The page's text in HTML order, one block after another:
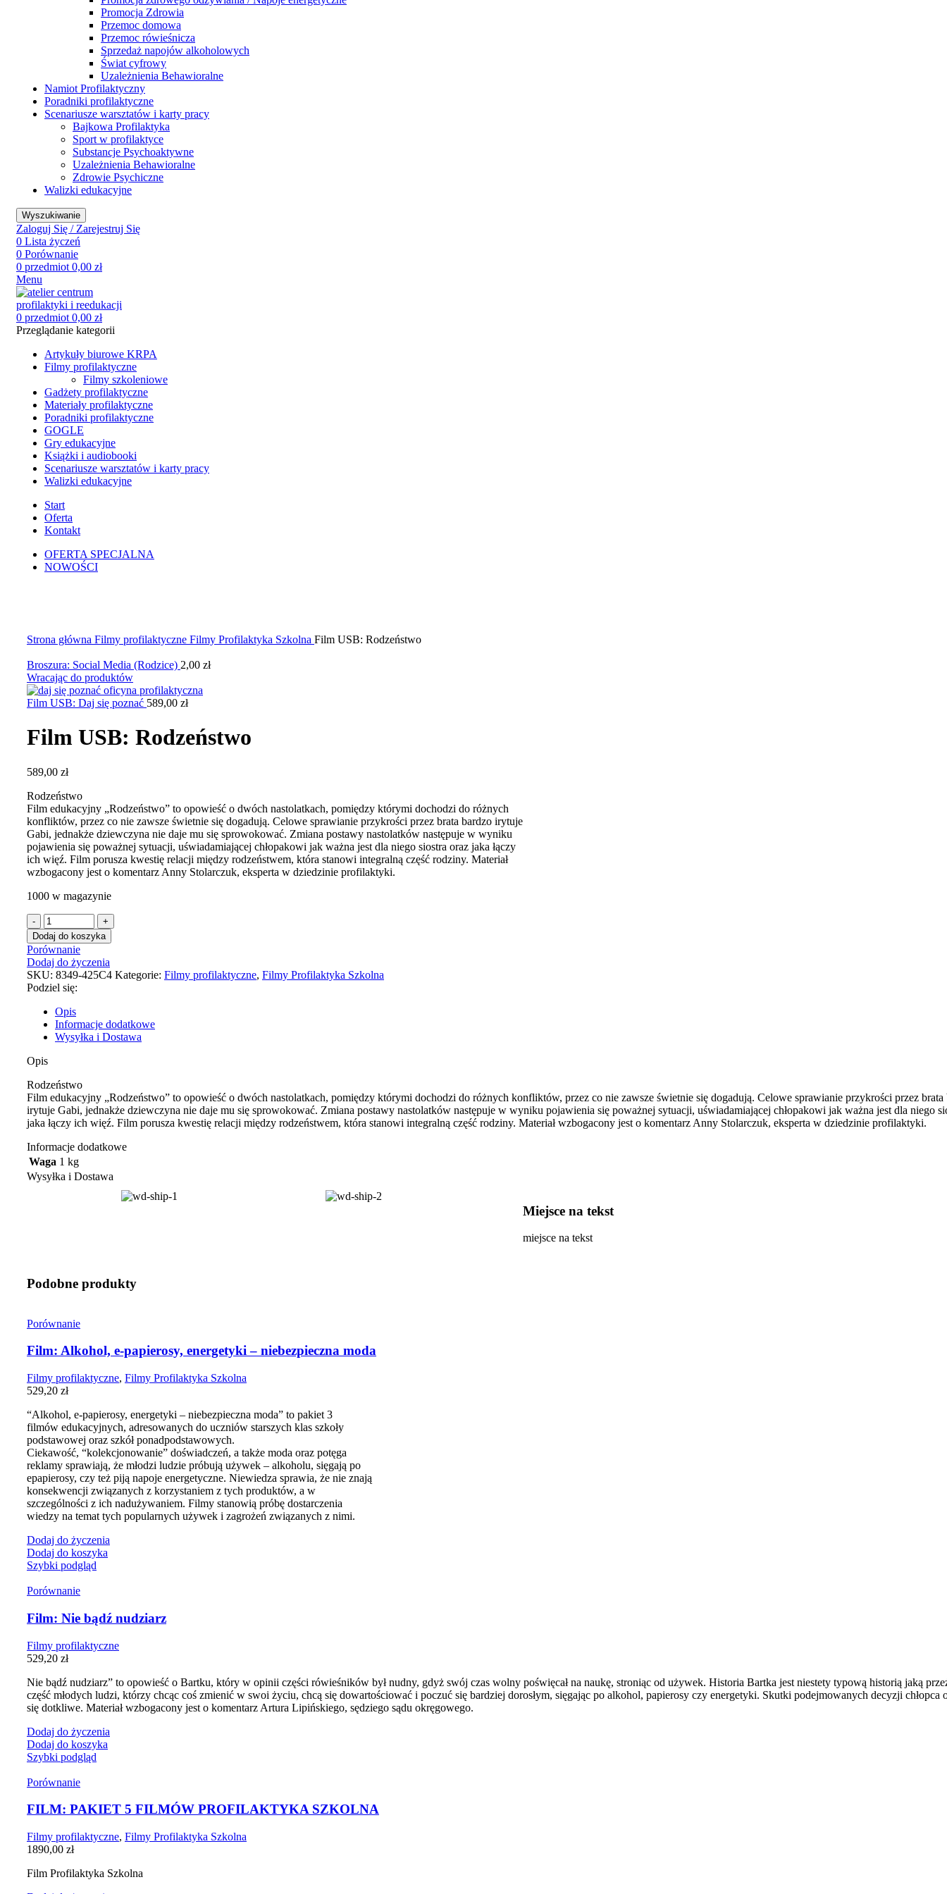
Promocja Zdrowia
Przemoc domowa
Przemoc rówieśnicza
Sprzedaż napojów alkoholowych
Świat cyfrowy
Uzależnienia Behawioralne
Namiot Profilaktyczny
Poradniki profilaktyczne
Scenariusze warsztatów i karty pracy
Bajkowa Profilaktyka
Sport w profilaktyce
Substancje Psychoaktywne
Uzależnienia Behawioralne
Zdrowie Psychiczne
Walizki edukacyjne
Wyszukiwanie
Zaloguj Się / Zarejestruj Się
0 Lista życzeń
0 Porównanie
0 przedmiot 0,00 zł
Menu
0 przedmiot 0,00 zł
Przeglądanie kategorii
Artykuły biurowe KRPA
Filmy profilaktyczne
Filmy szkoleniowe
Gadżety profilaktyczne
Materiały profilaktyczne
Poradniki profilaktyczne
GOGLE
Gry edukacyjne
Książki i audiobooki
Scenariusze warsztatów i karty pracy
Walizki edukacyjne
Start
Oferta
Kontakt
OFERTA SPECJALNA
NOWOŚCI
Strona główna Filmy profilaktyczne Filmy Profilaktyka Szkolna Film USB: Rodzeństwo
Broszura: Social Media (Rodzice) 2,00 zł
Wracając do produktów
Film USB: Daj się poznać 589,00 zł
Film USB: Rodzeństwo
589,00 zł
Rodzeństwo
Film edukacyjny „Rodzeństwo” to opowieść o dwóch nastolatkach, pomiędzy którymi dochodzi do różnych
konfliktów, przez co nie zawsze świetnie się dogadują. Celowe sprawianie przykrości przez brata bardzo irytuje
Gabi, jednakże dziewczyna nie daje mu się sprowokować. Zmiana postawy nastolatków następuje w wyniku
pojawienia się poważnej sytuacji, uświadamiającej chłopakowi jak ważna jest dla niego siostra oraz jaka łączy
ich więź. Film porusza kwestię relacji między rodzeństwem, która stanowi integralną część rodziny. Materiał
wzbogacony jest o komentarz Anny Stolarczuk, eksperta w dziedzinie profilaktyki.
1000 w magazynie
Dodaj do koszyka
Porównanie
Dodaj do życzenia
SKU: 8349-425C4 Kategorie: Filmy profilaktyczne, Filmy Profilaktyka Szkolna
Podziel się:
Opis
Informacje dodatkowe
Wysyłka i Dostawa
Opis
Rodzeństwo
Film edukacyjny „Rodzeństwo” to opowieść o dwóch nastolatkach, pomiędzy którymi dochodzi do różnych konfliktów, przez co nie zawsze świetnie się dogadują. Celowe sprawianie przykrości przez brata
irytuje Gabi, jednakże dziewczyna nie daje mu się sprowokować. Zmiana postawy nastolatków następuje w wyniku pojawienia się poważnej sytuacji, uświadamiającej chłopakowi jak ważna jest dla niego
jaka łączy ich więź. Film porusza kwestię relacji między rodzeństwem, która stanowi integralną część rodziny. Materiał wzbogacony jest o komentarz Anny Stolarczuk, eksperta w dziedzinie profilaktyki.
Informacje dodatkowe
Waga 1 kg
Wysyłka i Dostawa
Miejsce na tekst
miejsce na tekst
Podobne produkty
Porównanie
Film: Alkohol, e-papierosy, energetyki – niebezpieczna moda
Filmy profilaktyczne, Filmy Profilaktyka Szkolna
529,20 zł
“Alkohol, e-papierosy, energetyki – niebezpieczna moda” to pakiet 3
filmów edukacyjnych, adresowanych do uczniów starszych klas szkoły
podstawowej oraz szkół ponadpodstawowych.
Ciekawość, “kolekcjonowanie” doświadczeń, a także moda oraz potęga
reklamy sprawiają, że młodzi ludzie próbują używek – alkoholu, sięgają po
epapierosy, czy też piją napoje energetyczne. Niewiedza sprawia, że nie znają
konsekwencji związanych z korzystaniem z tych produktów, a w
szczególności z ich nadużywaniem. Filmy stanowią próbę dostarczenia
wiedzy na temat tych popularnych używek i zagrożeń związanych z nimi.
Dodaj do życzenia
Dodaj do koszyka
Szybki podgląd
Porównanie
Film: Nie bądź nudziarz
Filmy profilaktyczne
529,20 zł
Nie bądź nudziarz” to opowieść o Bartku, który w opinii części rówieśników był nudny, gdyż swój czas wolny poświęcał na naukę, stroniąc od używek. Historia Bartka jest niestety typową historią jaką
część młodych ludzi, którzy chcąc coś zmienić w swoi życiu, chcą się dowartościować i poczuć się bardziej dorosłym, sięgając po alkohol, papierosy czy energetyki. Skutki podejmowanych decyzji chłopca
się dotkliwe. Materiał wzbogacony jest o komentarz Artura Lipińskiego, sędziego sądu okręgowego.
Dodaj do życzenia
Dodaj do koszyka
Szybki podgląd
Porównanie
FILM: PAKIET 5 FILMÓW PROFILAKTYKA SZKOLNA
Filmy profilaktyczne, Filmy Profilaktyka Szkolna
1890,00 zł
Film Profilaktyka Szkolna